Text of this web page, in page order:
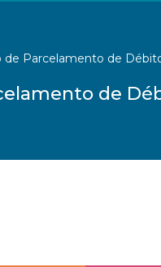
de Parcelamento de
de